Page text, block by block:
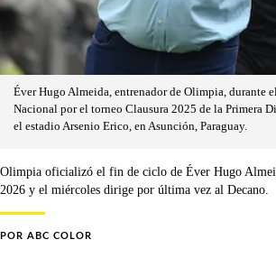
Éver Hugo Almeida, entrenador de Olimpia, durante
Nacional por el torneo Clausura 2025 de la Primera
el estadio Arsenio Erico, en Asunción, Paraguay.
Olimpia oficializó el fin de ciclo de Éver Hugo
2026 y el miércoles dirige por última vez al Decano.
POR ABC COLOR